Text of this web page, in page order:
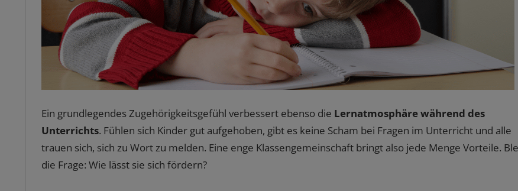
Ein grundlegendes Zugehörigkeitsgefühl verbessert ebenso die Lernatmosphäre während des
Unterrichts. Fühlen sich Kinder gut aufgehoben, gibt es keine Scham bei Fragen im Unterricht und alle
trauen sich, sich zu Wort zu melden. Eine enge Klassengemeinschaft bringt also jede Menge Vorteile.
die Frage: Wie lässt sie sich fördern?